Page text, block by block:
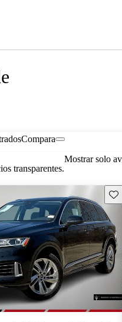
Compara
transparentes.
Mostrar solo